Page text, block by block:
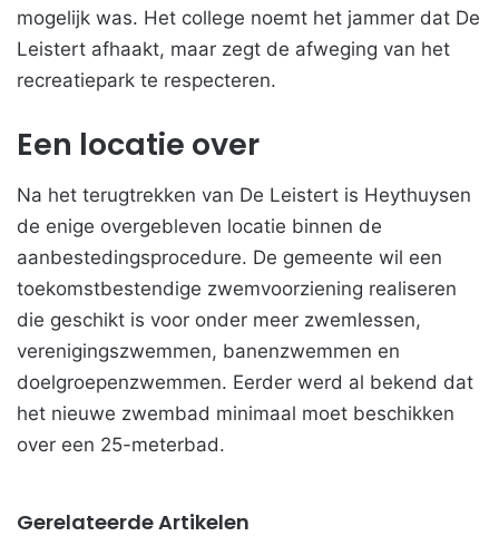
mogelijk was. Het college noemt het jammer dat De
Leistert afhaakt, maar zegt de afweging van het
recreatiepark te respecteren.
Een locatie over
Na het terugtrekken van De Leistert is Heythuysen
de enige overgebleven locatie binnen de
aanbestedingsprocedure. De gemeente wil een
toekomstbestendige zwemvoorziening realiseren
die geschikt is voor onder meer zwemlessen,
verenigingszwemmen, banenzwemmen en
doelgroepenzwemmen. Eerder werd al bekend dat
het nieuwe zwembad minimaal moet beschikken
over een 25-meterbad.
Gerelateerde Artikelen